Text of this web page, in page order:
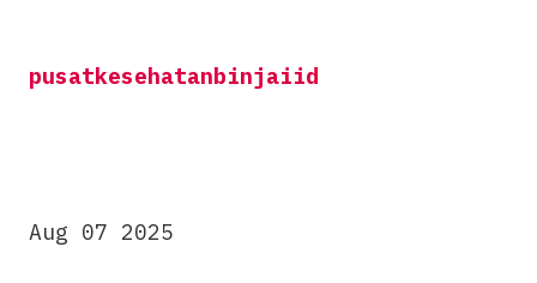
contentpusatkesehatanbinjaiid
Aug 07 2025